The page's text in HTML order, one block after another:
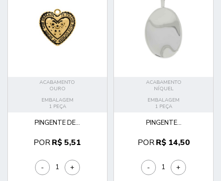
ACABAMENTO
OURO
EMBALAGEM
1 PEÇA
PINGENTE DE...
PORR$ 5,51
- +
ACABAMENTO
NÍQUEL
EMBALAGEM
1 PEÇA
PINGENTE...
PORR$ 14,50
- +